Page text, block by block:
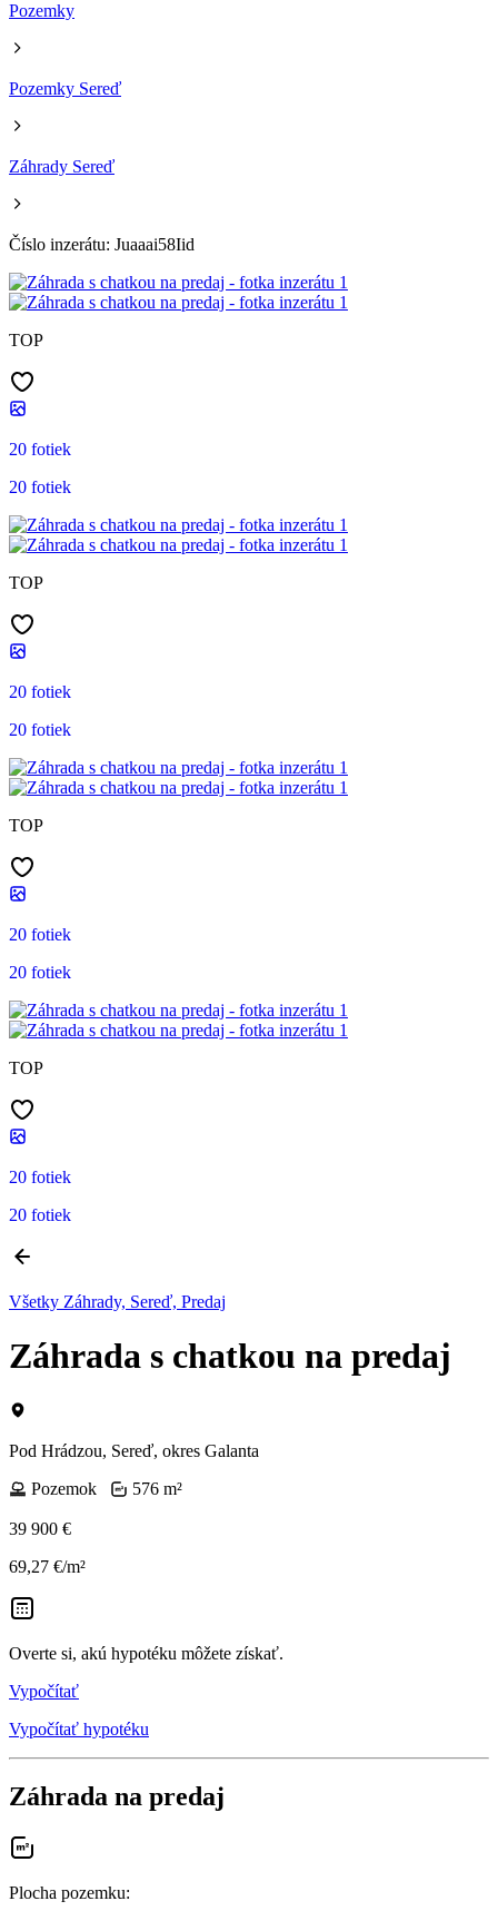
Pozemky
Pozemky Sereď
Záhrady Sereď
Číslo inzerátu: Juaaai58Iid
TOP
20 fotiek
20 fotiek
TOP
20 fotiek
20 fotiek
TOP
20 fotiek
20 fotiek
TOP
20 fotiek
20 fotiek
Všetky Záhrady, Sereď, Predaj
Záhrada s chatkou na predaj
Pod Hrádzou, Sereď, okres Galanta
Pozemok
576 m²
39 900 €
69,27 €/m²
Overte si, akú hypotéku môžete získať.
Vypočítať
Vypočítať hypotéku
Záhrada na predaj
Plocha pozemku: